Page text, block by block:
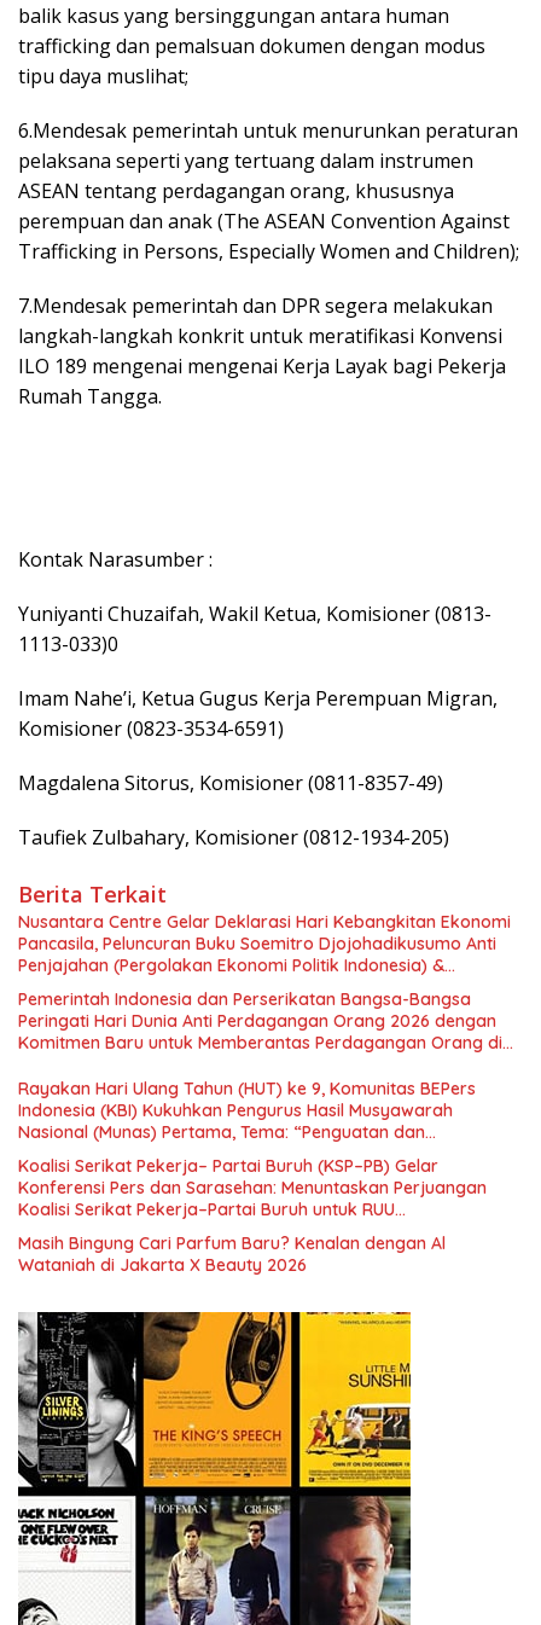
balik kasus yang bersinggungan antara human
trafficking dan pemalsuan dokumen dengan modus
tipu daya muslihat;
6.Mendesak pemerintah untuk menurunkan peraturan
pelaksana seperti yang tertuang dalam instrumen
ASEAN tentang perdagangan orang, khususnya
perempuan dan anak (The ASEAN Convention Against
Trafficking in Persons, Especially Women and Children);
7.Mendesak pemerintah dan DPR segera melakukan
langkah-langkah konkrit untuk meratifikasi Konvensi
ILO 189 mengenai mengenai Kerja Layak bagi Pekerja
Rumah Tangga.
Kontak Narasumber :
Yuniyanti Chuzaifah, Wakil Ketua, Komisioner (0813-
1113-033)0
Imam Nahe’i, Ketua Gugus Kerja Perempuan Migran,
Komisioner (0823-3534-6591)
Magdalena Sitorus, Komisioner (0811-8357-49)
Taufiek Zulbahary, Komisioner (0812-1934-205)
Berita Terkait
Nusantara Centre Gelar Deklarasi Hari Kebangkitan Ekonomi
Pancasila, Peluncuran Buku Soemitro Djojohadikusumo Anti
Penjajahan (Pergolakan Ekonomi Politik Indonesia) &
Simposium Nasional “Urgensi Undang-Undang Perekonomian
Nasional dan Kesejahteraan Sosial dalam Menata Bangsa
Menuju Indonesia Emas 2045”,
Pemerintah Indonesia dan Perserikatan Bangsa-Bangsa
Peringati Hari Dunia Anti Perdagangan Orang 2026 dengan
Komitmen Baru untuk Memberantas Perdagangan Orang di
Rayakan Hari Ulang Tahun (HUT) ke 9, Komunitas BEPers
Indonesia (KBI) Kukuhkan Pengurus Hasil Musyawarah
Nasional (Munas) Pertama, Tema: “Penguatan dan
Pengembangan Organisasi KBI yang Berbasis Riset di seluruh
Indonesia dan Mancanegara”.
Koalisi Serikat Pekerja– Partai Buruh (KSP–PB) Gelar
Konferensi Pers dan Sarasehan: Menuntaskan Perjuangan
Koalisi Serikat Pekerja–Partai Buruh untuk RUU
Ketenagakerjaan Baru.
Masih Bingung Cari Parfum Baru? Kenalan dengan Al
Wataniah di Jakarta X Beauty 2026